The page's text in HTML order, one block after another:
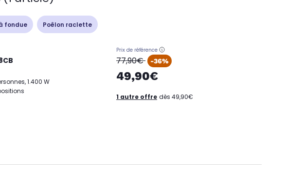
fondue Poêlon raclette
1.400 W
Prix de référence
oldPrice
77,90€ -36%
49,90€
1 autre offre dès 49,90€